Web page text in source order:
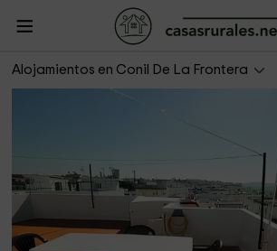
Alojamientos en Conil De La Frontera
Apartamento cerca del mar con barbacoa II